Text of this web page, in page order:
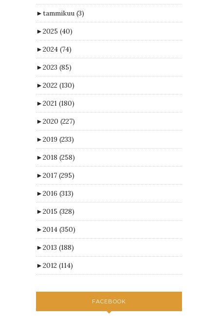
►tammikuu (3)
►2025 (40)
►2024 (74)
►2023 (85)
►2022 (130)
►2021 (180)
►2020 (227)
►2019 (233)
►2018 (258)
►2017 (295)
►2016 (313)
►2015 (328)
►2014 (350)
►2013 (188)
►2012 (114)
FACEBOOK